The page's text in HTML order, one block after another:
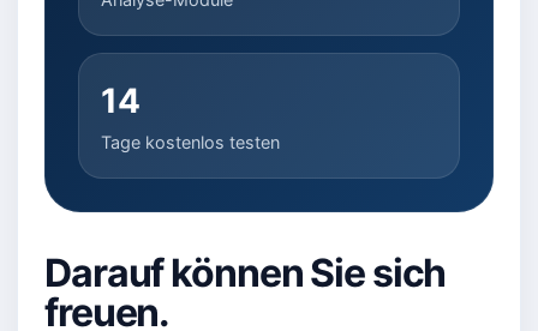
14
Tage kostenlos testen
Darauf können Sie sich
freuen.